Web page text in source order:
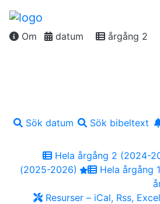
Om datum årgång 2
Sök datum
Sök bibeltext
Hela årgång 2 (2024-
(2025-2026)
Hela årgång
Resurser – iCal, Rss, Excel